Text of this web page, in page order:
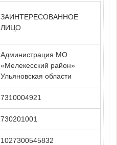
ЗАИНТЕРЕСОВАННОЕ
ЛИЦО
Администрация МО
«Мелекесский район»
Ульяновская области
7310004921
730201001
1027300545832